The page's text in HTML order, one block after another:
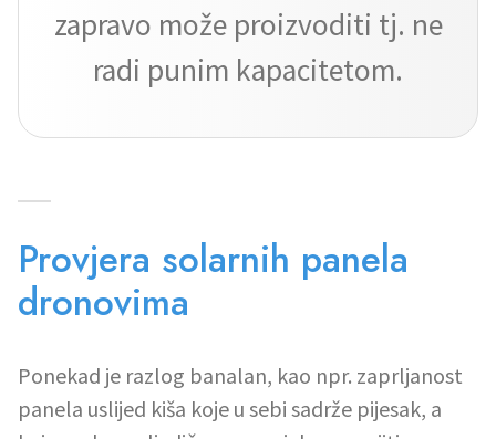
zapravo može proizvoditi tj. ne
radi punim kapacitetom.
Provjera solarnih panela
dronovima
Ponekad je razlog banalan, kao npr. zaprljanost
panela uslijed kiša koje u sebi sadrže pijesak, a